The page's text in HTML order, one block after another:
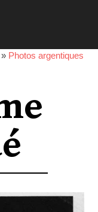
» Photos argentiques